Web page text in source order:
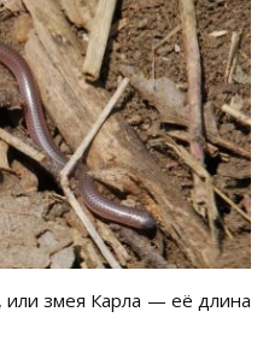
или змея Карла — её длина